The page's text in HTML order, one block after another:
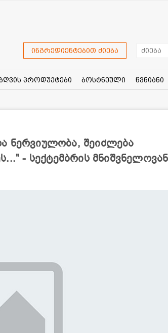
ინგრედიენტებით ძიება
პროდუქტები ბოსტნეული წვნიანი
ნერვიულობა, შეიძლება
- სექტემბრის